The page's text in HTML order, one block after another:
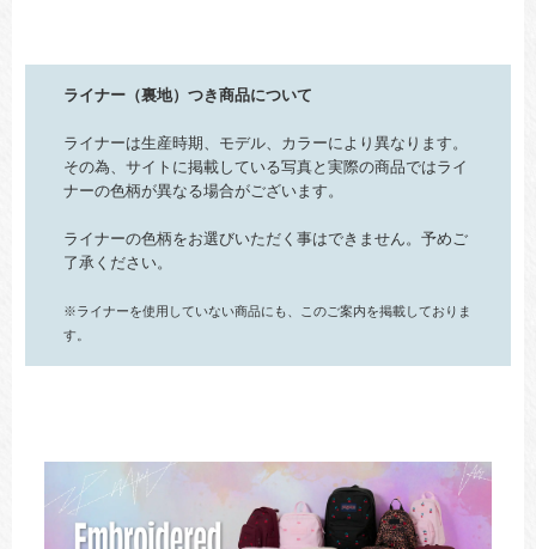
ライナー（裏地）つき商品について
ライナーは生産時期、モデル、カラーにより異なります。
その為、サイトに掲載している写真と実際の商品ではライ
ナーの色柄が異なる場合がございます。
ライナーの色柄をお選びいただく事はできません。予めご
了承ください。
※ライナーを使用していない商品にも、このご案内を掲載しておりま
す。